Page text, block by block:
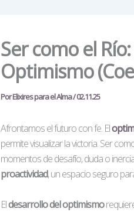
Ser como el
Optimismo
PorElixires para el Alma/02.11.25
Afrontamos el futuro con fe. El
permite visualizar la victoria. Ser
momentos de desafío, duda o
proactividad, un espacio seguro
Eldesarrollo del optimismo